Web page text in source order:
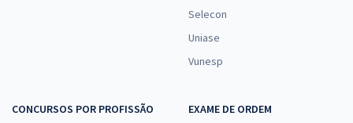
Selecon
Uniase
Vunesp
CONCURSOS POR PROFISSÃO
EXAME DE ORDEM